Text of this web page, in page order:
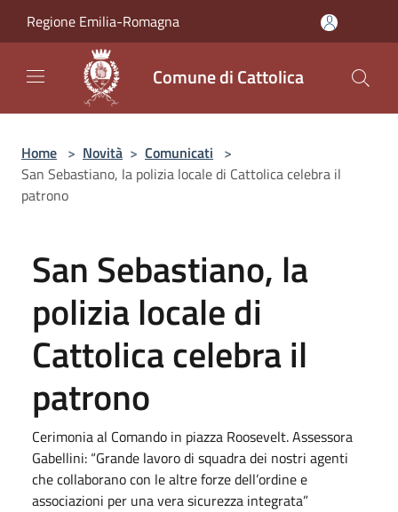
Regione Emilia-Romagna
Comune di Cattolica
Home > Novità > Comunicati >
San Sebastiano, la polizia locale di Cattolica celebra il
patrono
San Sebastiano, la
polizia locale di
Cattolica celebra il
patrono
Cerimonia al Comando in piazza Roosevelt. Assessora
Gabellini: “Grande lavoro di squadra dei nostri agenti
che collaborano con le altre forze dell’ordine e
associazioni per una vera sicurezza integrata”